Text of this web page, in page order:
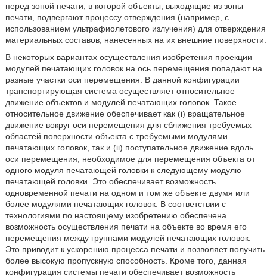
перед зоной печати, в которой объекты, выходящие из зоны
печати, подвергают процессу отверждения (например, с
использованием ультрафиолетового излучения) для отверждения
материальных составов, нанесенных на их внешние поверхности.
В некоторых вариантах осуществления изобретения проекции
модулей печатающих головок на ось перемещения попадают на
разные участки оси перемещения. В данной конфигурации
транспортирующая система осуществляет относительное
движение объектов и модулей печатающих головок. Такое
относительное движение обеспечивает как (i) вращательное
движение вокруг оси перемещения для сближения требуемых
областей поверхности объекта с требуемыми модулями
печатающих головок, так и (ii) поступательное движение вдоль
оси перемещения, необходимое для перемещения объекта от
одного модуля печатающей головки к следующему модулю
печатающей головки. Это обеспечивает возможность
одновременной печати на одном и том же объекте двумя или
более модулями печатающих головок. В соответствии с
технологиями по настоящему изобретению обеспечена
возможность осуществления печати на объекте во время его
перемещения между группами модулей печатающих головок.
Это приводит к ускорению процесса печати и позволяет получить
более высокую пропускную способность. Кроме того, данная
конфигурация системы печати обеспечивает возможность